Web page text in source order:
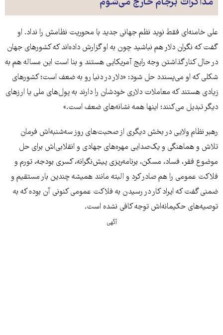
مذاکرات برجام خارج می‌شوم
علی خامنه‌ای فقط نوید نظم جهانی جدید با محوریت نظامش را نداد. او
گفت که نگران دلار هم نباشید چون به او گزارش داده‌اند که کشورهای جهان
در حال کنار گذاشتن وجه رایج آمریکایی هستند و بنا است این مساله هم به
شکلی که او می‌پسندد حل شود: «دلار در دنیا رو به ضعف است؛ کشورهای
زیادی هستند که معاملات دلاری خودشان را دارند به پول‌های ملی یا ارزهای
دیگر تبدیل می‌کنند؛ اینها همه‌ نشانه‌های ضعف است.»
رهبر نظام ولایی در بخش دیگری از صحبت‌های روز سه‌شنبه‌اش فرمان
تلاش و هماهنگی و یک‌صدایی مهره‌های جهادی و انقلابی‌اش برای حل
موضوع فقر، فساد، مسکن، برنامه‌ریزی پیش‌نگرانه، کسری بودجه، تورم و
فلاکت عمومی را هم صادر کرد و البته مانند همیشه چندین بار مستقیم و
ضمنی گفت که ایراد کار در رسیدن به فلاکت عمومی کنونی آن بوده که به
توصیه‌های حکیمانه‌اش توجه کافی نشده است.
آگهی